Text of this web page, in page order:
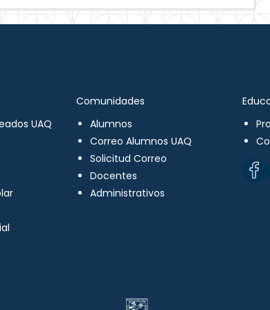
UAQ
Comunidades
Alumnos
Correo Alumnos UAQ
Solicitud Correo
Docentes
Administrativos